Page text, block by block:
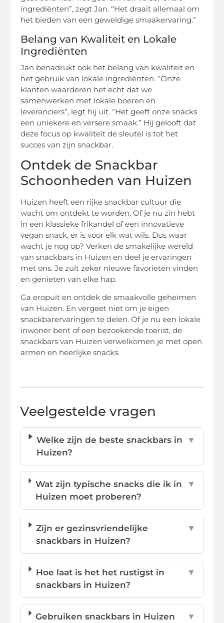
ingrediënten”, zegt Jan. “Het draait allemaal om
het bieden van een geweldige smaakervaring.”
Belang van Kwaliteit en Lokale
Ingrediënten
Jan benadrukt ook het belang van kwaliteit en
het gebruik van lokale ingrediënten. “Onze
klanten waarderen het echt dat we
samenwerken met lokale boeren en
leveranciers”, legt hij uit. “Het geeft onze snacks
een uniekere en versere smaak.” Hij gelooft dat
deze focus op kwaliteit de sleutel is tot het
succes van zijn snackbar.
Ontdek de Snackbar
Schoonheden van Huizen
Huizen heeft een rijke snackbar cultuur die
wacht om ontdekt te worden. Of je nu zin hebt
in een klassieke frikandel of een innovatieve
vegan snack, er is voor elk wat wils. Dus waar
wacht je nog op? Verken de smakelijke wereld
van snackbars in Huizen en deel je ervaringen
met ons. Je zult zeker nieuwe favorieten vinden
en genieten van elke hap.
Ga eropuit en ontdek de smaakvolle geheimen
van Huizen. En vergeet niet om je eigen
snackbarervaringen te delen. Of je nu een lokale
inwoner bent of een bezoekende toerist, de
snackbars van Huizen verwelkomen je met open
armen en heerlijke snacks.
Veelgestelde vragen
Welke zijn de beste snackbars in
Huizen?
▼
Wat zijn typische snacks die ik in
Huizen moet proberen?
▼
Zijn er gezinsvriendelijke
snackbars in Huizen?
▼
Hoe laat is het het rustigst in
snackbars in Huizen?
▼
Gebruiken snackbars in Huizen
▼